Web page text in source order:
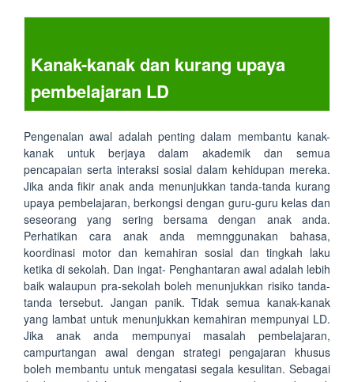
Kanak-kanak dan kurang upaya
pembelajaran LD
Pengenalan awal adalah penting dalam membantu kanak-
kanak untuk berjaya dalam akademik dan semua
pencapaian serta interaksi sosial dalam kehidupan mereka.
Jika anda fikir anak anda menunjukkan tanda-tanda kurang
upaya pembelajaran, berkongsi dengan guru-guru kelas dan
seseorang yang sering bersama dengan anak anda.
Perhatikan cara anak anda memnggunakan bahasa,
koordinasi motor dan kemahiran sosial dan tingkah laku
ketika di sekolah. Dan ingat- Penghantaran awal adalah lebih
baik walaupun pra-sekolah boleh menunjukkan risiko tanda-
tanda tersebut. Jangan panik. Tidak semua kanak-kanak
yang lambat untuk menunjukkan kemahiran mempunyai LD.
Jika anak anda mempunyai masalah pembelajaran,
campurtangan awal dengan strategi pengajaran khusus
boleh membantu untuk mengatasi segala kesulitan. Sebagai